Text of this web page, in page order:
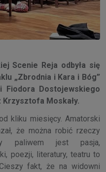
Scenie Reja odbyła się
„Zbrodnia i Kara i Bóg”
Fiodora Dostojewskiego
Moskały.
kliku miesięcy. Amatorski
że można robić rzeczy
paliwem jest pasja,
poezji, literatury, teatru to
fakt, że na widowni